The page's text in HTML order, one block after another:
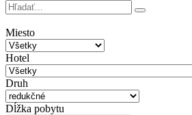
Miesto
Hotel
Druh
Dĺžka pobytu